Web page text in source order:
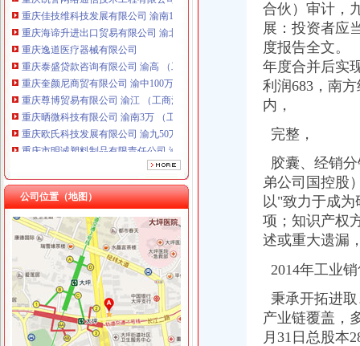
重庆海谛升进出口贸易有限公司 渝北100万 （进出口权）
重庆逸道医疗器械有限公司
重庆泰盛贷款咨询有限公司 渝高 （工商注册）
重庆奎颜尼商贸有限公司 渝中100万 （工商注册）
重庆尊博贸易有限公司 渝江 （工商注册）
重庆晒微科技有限公司 渝南3万 （工商注册）
重庆欧氏科技发展有限公司 渝九50万 （进出口权）
重庆市明诚塑料制品有限责任公司 渝高100万 （进出口权）
重庆金品科技有限公司 渝南100万 （进出口权）
重庆凯誉网络通信技术工程有限公司 渝中300万 （工商变更）
重庆佳技维科技发展有限公司 渝南100万 （进出口权）
公司位置（地图）
临江门代办进出口公司
海门临江新区货运代理业务求职_海门临江新区货运代理业务找工作_
华立产业集团有限公司审计报告_上市公司_新浪财经_新浪网
上海现代制股份有限公司2015年度报告摘要_新浪财经_新浪网
非洲崖豆木厂家_非洲崖豆木厂家/公司-阿里巴巴公司黄页
合伙）审计，
展：投资者应
度报告全文
年度合并后实
利润683，南
内，
完整，
胶囊、经销
弟公司国控股
以"致力于成
项；知识产权
述或重大遗漏
2014年工业
秉承开拓进
产业链覆盖，
月31日总股本